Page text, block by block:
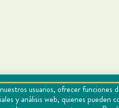
usuarios, ofrecer funciones
y análisis web, quienes pueden